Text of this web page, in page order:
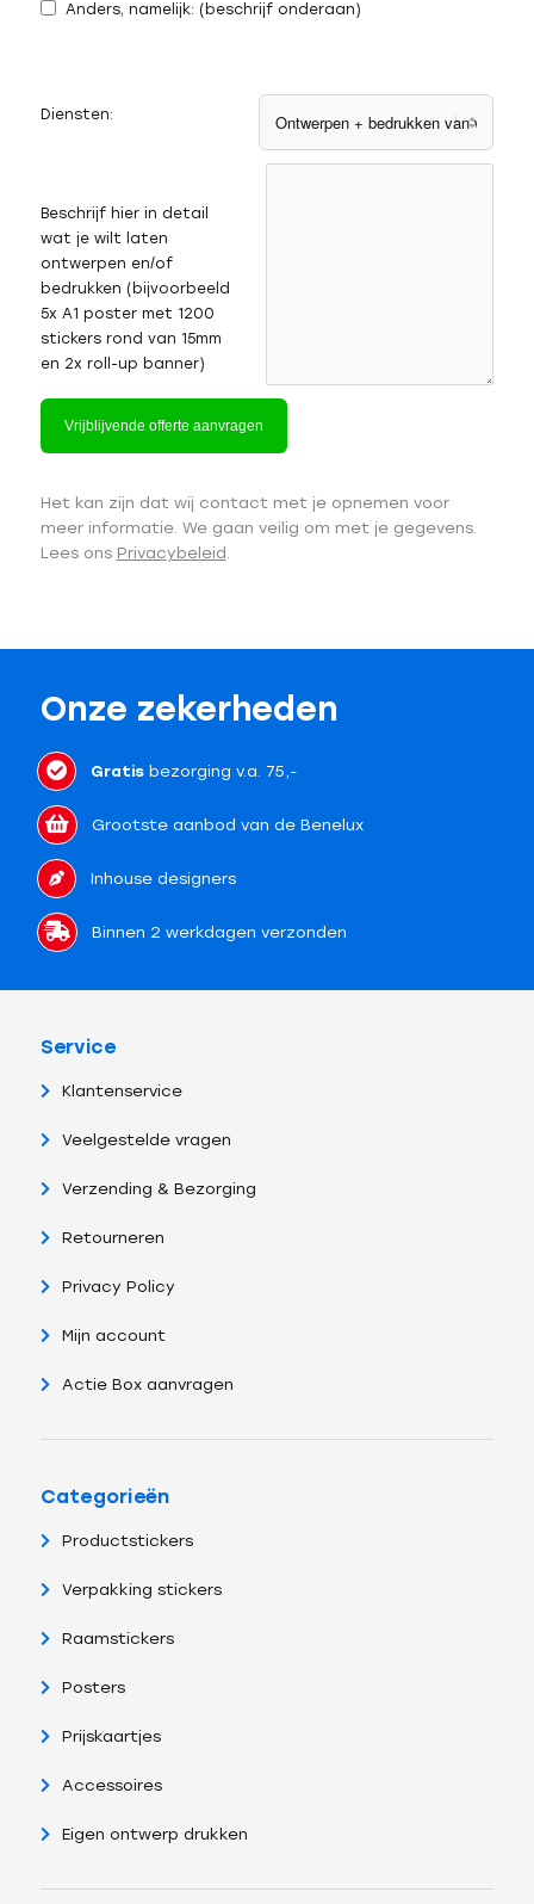
Anders, namelijk: (beschrijf onderaan)
Diensten:
Beschrijf hier in detail
wat je wilt laten
ontwerpen en/of
bedrukken (bijvoorbeeld
5x A1 poster met 1200
stickers rond van 15mm
en 2x roll-up banner)
Het kan zijn dat wij contact met je opnemen voor
meer informatie. We gaan veilig om met je gegevens.
Lees ons Privacybeleid .
Onze zekerheden
Gratisbezorging v.a. 75,-
Grootste aanbod van de Benelux
Inhouse designers
Binnen 2 werkdagen verzonden
Service
Klantenservice
Veelgestelde vragen
Verzending & Bezorging
Retourneren
Privacy Policy
Mijn account
Actie Box aanvragen
Categorieën
Productstickers
Verpakking stickers
Raamstickers
Posters
Prijskaartjes
Accessoires
Eigen ontwerp drukken